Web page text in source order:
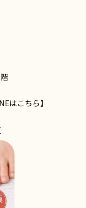
はこちら】